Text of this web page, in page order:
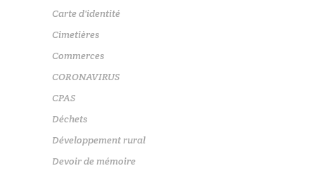
Carte d'identité
Cimetières
Commerces
CORONAVIRUS
CPAS
Déchets
Développement rural
Devoir de mémoire